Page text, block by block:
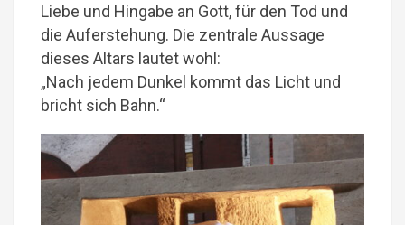
Liebe und Hingabe an Gott, für den Tod und
die Auferstehung. Die zentrale Aussage
dieses Altars lautet wohl:
„Nach jedem Dunkel kommt das Licht und
bricht sich Bahn.“